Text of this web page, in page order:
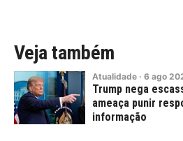
Veja também
Atualidade · 6 ago
Trump nega
ameaça punir
informação